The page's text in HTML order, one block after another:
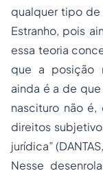
qualquer tipo de
Estranho, pois
essa teoria
que a posição
ainda é a de
nascituro não
direitos
jurídica”
Nesse